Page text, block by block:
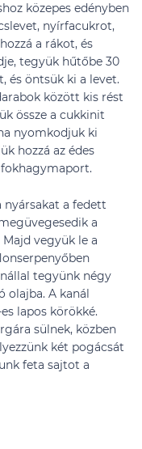
közepes edényben
nyírfacukrot,
a rákot, és
tegyük hűtőbe 30
és öntsük ki a levet.
között kis rést
össze a cukkinit
nyomkodjuk ki
hozzá az édes
nyársakat a fedett
a
vegyük le a
tegyünk négy
olajba. A kanál
lapos körökké.
sülnek, közben
két pogácsát
feta sajtot a